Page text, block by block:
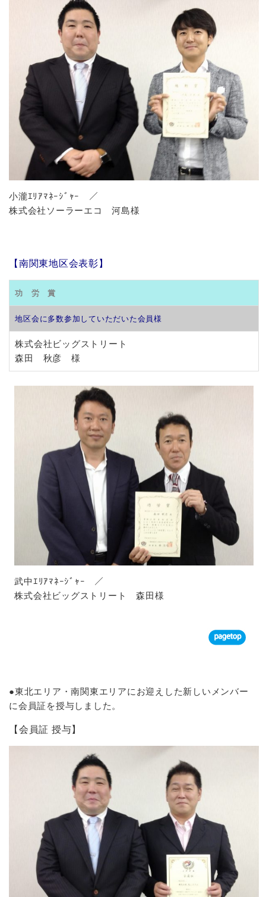
小瀧ｴﾘｱﾏﾈｰｼﾞｬｰ ／
株式会社ソーラーエコ 河島様
【南関東地区会表彰】
功 労 賞
地区会に多数参加していただいた会員様
株式会社ビッグストリート
森田 秋彦 様
武中ｴﾘｱﾏﾈｰｼﾞｬｰ ／
株式会社ビッグストリート 森田様
●東北エリア・南関東エリアにお迎えした新しいメンバー
に会員証を授与しました。
【会員証 授与】